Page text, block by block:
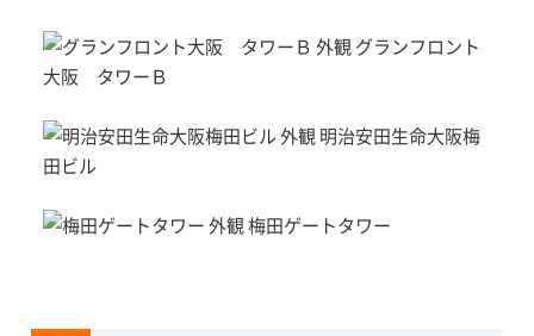
グランフロント
大阪 タワーＢ
明治安田生命大阪梅
田ビル
梅田ゲートタワー